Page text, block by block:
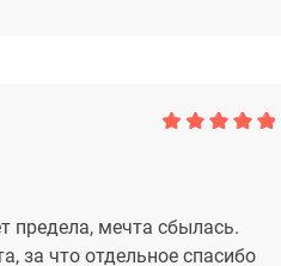
предела, мечта сбылась.
за что отдельное спасибо